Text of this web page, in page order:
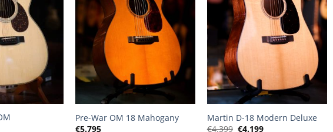
Pre-War OM 18 Mahogany
€5.795
+
Martin D-18 Modern Deluxe
€4.399 Oorspronkelijke
€4.199Huidige